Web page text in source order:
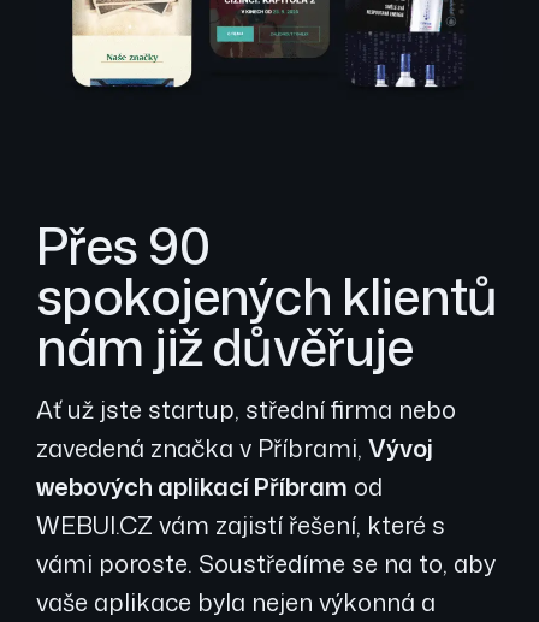
Přes 90
spokojených klientů
nám již důvěřuje
Ať už jste startup, střední firma nebo
zavedená značka v Příbrami, Vývoj
webových aplikací Příbram od
WEBUI.CZ vám zajistí řešení, které s
vámi poroste. Soustředíme se na to, aby
vaše aplikace byla nejen výkonná a